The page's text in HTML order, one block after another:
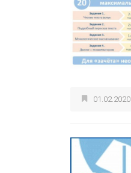
01.02.2020